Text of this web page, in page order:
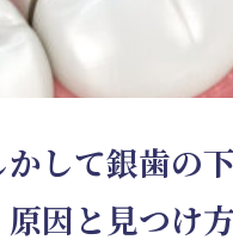
かして銀歯の
因と見つけ